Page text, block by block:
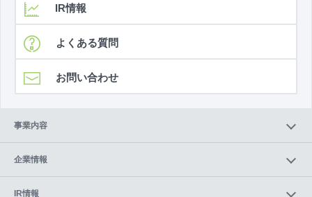
IR情報
よくある質問
お問い合わせ
事業内容
企業情報
IR情報